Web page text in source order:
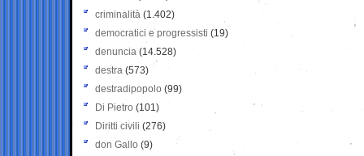
criminalità (1.402)
democratici e progressisti (19)
denuncia (14.528)
destra (573)
destradipopolo (99)
Di Pietro (101)
Diritti civili (276)
don Gallo (9)